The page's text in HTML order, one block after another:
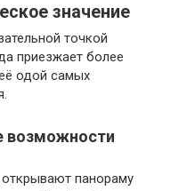
значение
точкой
приезжает более
одой самых
возможности
открывают панораму